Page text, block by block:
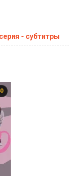
- субтитры